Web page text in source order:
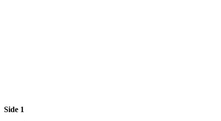
Side 1